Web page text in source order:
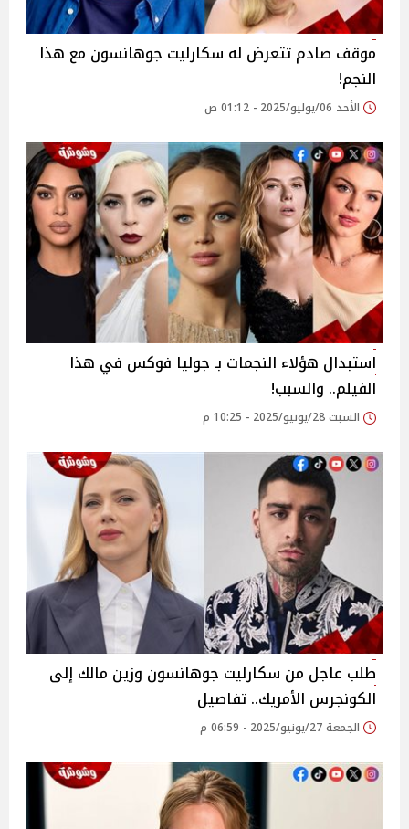
موقف صادم تتعرض له سكارليت جوهانسون مع هذا
النجم!
الأحد 06/يوليو/2025 - 01:12 ص
استبدال هؤلاء النجمات بـ جوليا فوكس في هذا
الفيلم.. والسبب!
السبت 28/يونيو/2025 - 10:25 م
طلب عاجل من سكارليت جوهانسون وزين مالك إلى
الكونجرس الأمريك.. تفاصيل
الجمعة 27/يونيو/2025 - 06:59 م